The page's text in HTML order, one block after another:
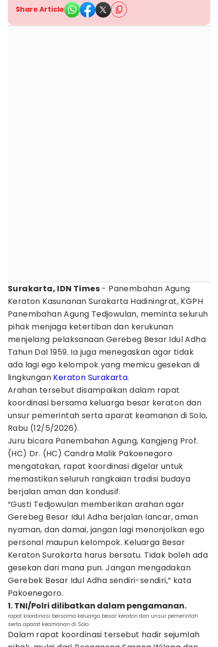
Share Article
Surakarta, IDN Times - Panembahan Agung
Keraton Kasunanan Surakarta Hadiningrat, KGPH
Panembahan Agung Tedjowulan, meminta seluruh
pihak menjaga ketertiban dan kerukunan
menjelang pelaksanaan Gerebeg Besar Idul Adha
Tahun Dal 1959. Ia juga menegaskan agar tidak
ada lagi ego kelompok yang memicu gesekan di
lingkungan Keraton Surakarta.
Arahan tersebut disampaikan dalam rapat
koordinasi bersama keluarga besar keraton dan
unsur pemerintah serta aparat keamanan di Solo,
Rabu (12/5/2026).
Juru bicara Panembahan Agung, Kangjeng Prof.
(HC) Dr. (HC) Candra Malik Pakoenegoro
mengatakan, rapat koordinasi digelar untuk
memastikan seluruh rangkaian tradisi budaya
berjalan aman dan kondusif.
“Gusti Tedjowulan memberikan arahan agar
Gerebeg Besar Idul Adha berjalan lancar, aman
nyaman, dan damai, jangan lagi menonjolkan ego
personal maupun kelompok. Keluarga Besar
Keraton Surakarta harus bersatu. Tidak boleh ada
gesekan dari mana pun. Jangan mengadakan
Gerebek Besar Idul Adha sendiri-sendiri,” kata
Pakoenegoro.
1. TNI/Polri dilibatkan dalam pengamanan.
rapat koordinasi bersama keluarga besar keraton dan unsur pemerintah
serta aparat keamanan di Solo
Dalam rapat koordinasi tersebut hadir sejumlah